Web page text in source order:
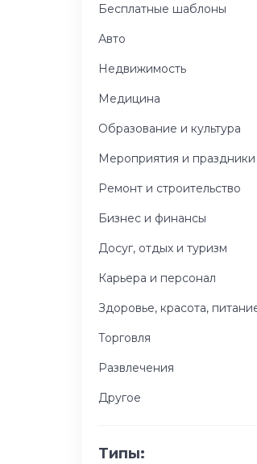
Бесплатные шаблоны
Авто
Недвижимость
Медицина
Образование и культура
Мероприятия и праздники
Ремонт и строительство
Бизнес и финансы
Досуг, отдых и туризм
Карьера и персонал
Здоровье, красота,
Торговля
Развлечения
Другое
Типы: